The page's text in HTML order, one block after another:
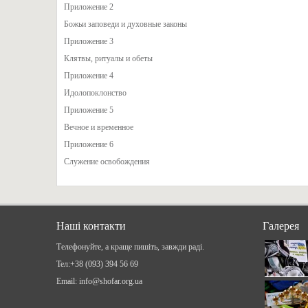
Приложение 2
Божьи заповеди и духовные законы
Приложение 3
Клятвы, ритуалы и обеты
Приложение 4
Идолопоклонство
Приложение 5
Вечное и временное
Приложение 6
Служение освобождения
Наші контакти
Телефонуйте, а краще пишіть, завжди раді.
Teл:+38 (093) 394 56 69
Email: info@shofar.org.ua
Галерея